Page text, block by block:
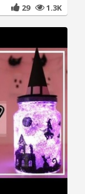
29 1.3K